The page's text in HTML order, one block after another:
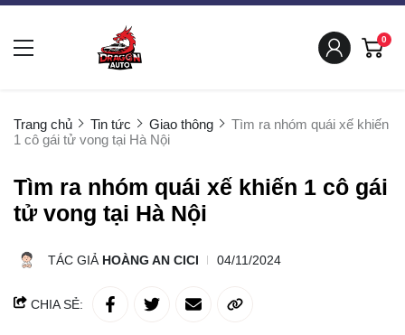
0
Trang chủ Tin tức Giao thông
Tìm ra nhóm quái xế khiến
1 cô gái tử vong tại Hà Nội
Tìm ra nhóm quái xế khiến 1 cô gái
tử vong tại Hà Nội
TÁC GIẢ HOÀNG AN CICI 04/11/2024
CHIA SẺ: